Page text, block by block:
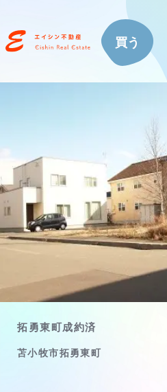
買う
拓勇東町成約済
苫小牧市拓勇東町